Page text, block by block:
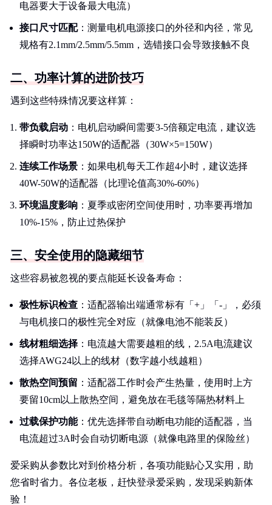
电器要大于设备最大电流）
接口尺寸匹配：测量电机电源接口的外径和内径，常见
规格有2.1mm/2.5mm/5.5mm，选错接口会导致接触不良
二、功率计算的进阶技巧
遇到这些特殊情况要这样算：
带负载启动 ：电机启动瞬间需要3-5倍额定电流，建议选
择瞬时功率达150W的适配器（30W×5=150W）
连续工作场景 ：如果电机每天工作超4小时，建议选择
40W-50W的适配器（比理论值高30%-60%）
环境温度影响 ：夏季或密闭空间使用时，功率要再增加
10%-15%，防止过热保护
三、安全使用的隐藏细节
这些容易被忽视的要点能延长设备寿命：
极性标识检查 ：适配器输出端通常标有「+」「-」，必须
与电机接口的极性完全对应（就像电池不能装反）
线材粗细选择 ：电流越大需要越粗的线，2.5A电流建议
选择AWG24以上的线材（数字越小线越粗）
散热空间预留 ：适配器工作时会产生热量，使用时上方
要留10cm以上散热空间，避免放在毛毯等隔热材料上
过载保护功能：优先选择带自动断电功能的适配器，当
电流超过3A时会自动切断电源（就像电路里的保险丝）
爱采购从参数比对到价格分析，各项功能贴心又实用，助
您省时省力。各位老板，赶快登录爱采购，发现采购新体
验！